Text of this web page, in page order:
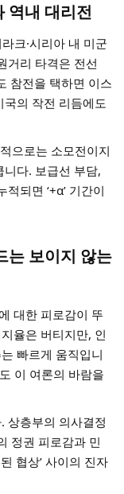
역내 대리전
크·시리아 내 미군
거리 타격은 전선
참전을 택하면 이스
의 작전 리듬에도
으로는 소모전이지
니다. 보급선 부담,
되면 ‘+α’ 기간이
는 보이지 않는
대한 피로감이 뚜
율은 버티지만, 인
빠르게 움직입니
이 여론의 바람을
상층부의 의사결정
정권 피로감과 민
협상’ 사이의 진자